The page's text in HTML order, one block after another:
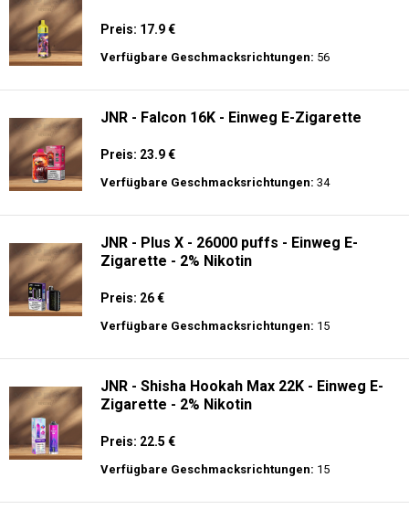
Preis: 17.9 €
Verfügbare Geschmacksrichtungen: 56
JNR - Falcon 16K - Einweg E-Zigarette
Preis: 23.9 €
Verfügbare Geschmacksrichtungen: 34
JNR - Plus X - 26000 puffs - Einweg E-
Zigarette - 2% Nikotin
Preis: 26 €
Verfügbare Geschmacksrichtungen: 15
JNR - Shisha Hookah Max 22K - Einweg E-
Zigarette - 2% Nikotin
Preis: 22.5 €
Verfügbare Geschmacksrichtungen: 15